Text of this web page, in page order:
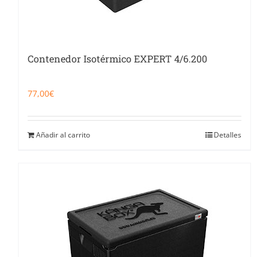
Contenedor Isotérmico EXPERT 4/6.200
77,00€
Añadir al carrito Detalles